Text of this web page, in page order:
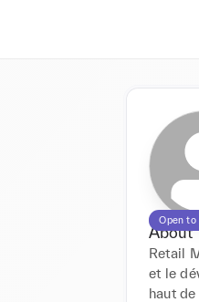
Open to
About
Retail
et le
haut